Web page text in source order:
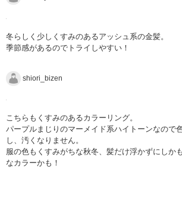
冬らしく少しくすみのあるアッシュ系の金髪。
季節感があるのでトライしやすい！
shiori_bizen
こちらもくすみのあるカラーリング。
パープルまじりのマーメイド系ハイトーンなので
し、汚くなりません。
服の色もくすみがちな秋冬、髪だけ浮かずにしか
なカラーかも！